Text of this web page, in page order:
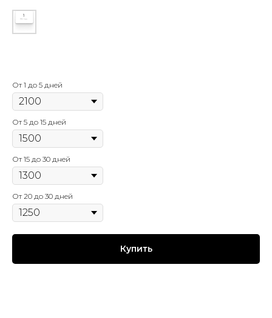
От 1 до 5 дней
От 5 до 15 дней
От 15 до 30 дней
От 20 до 30 дней
Купить